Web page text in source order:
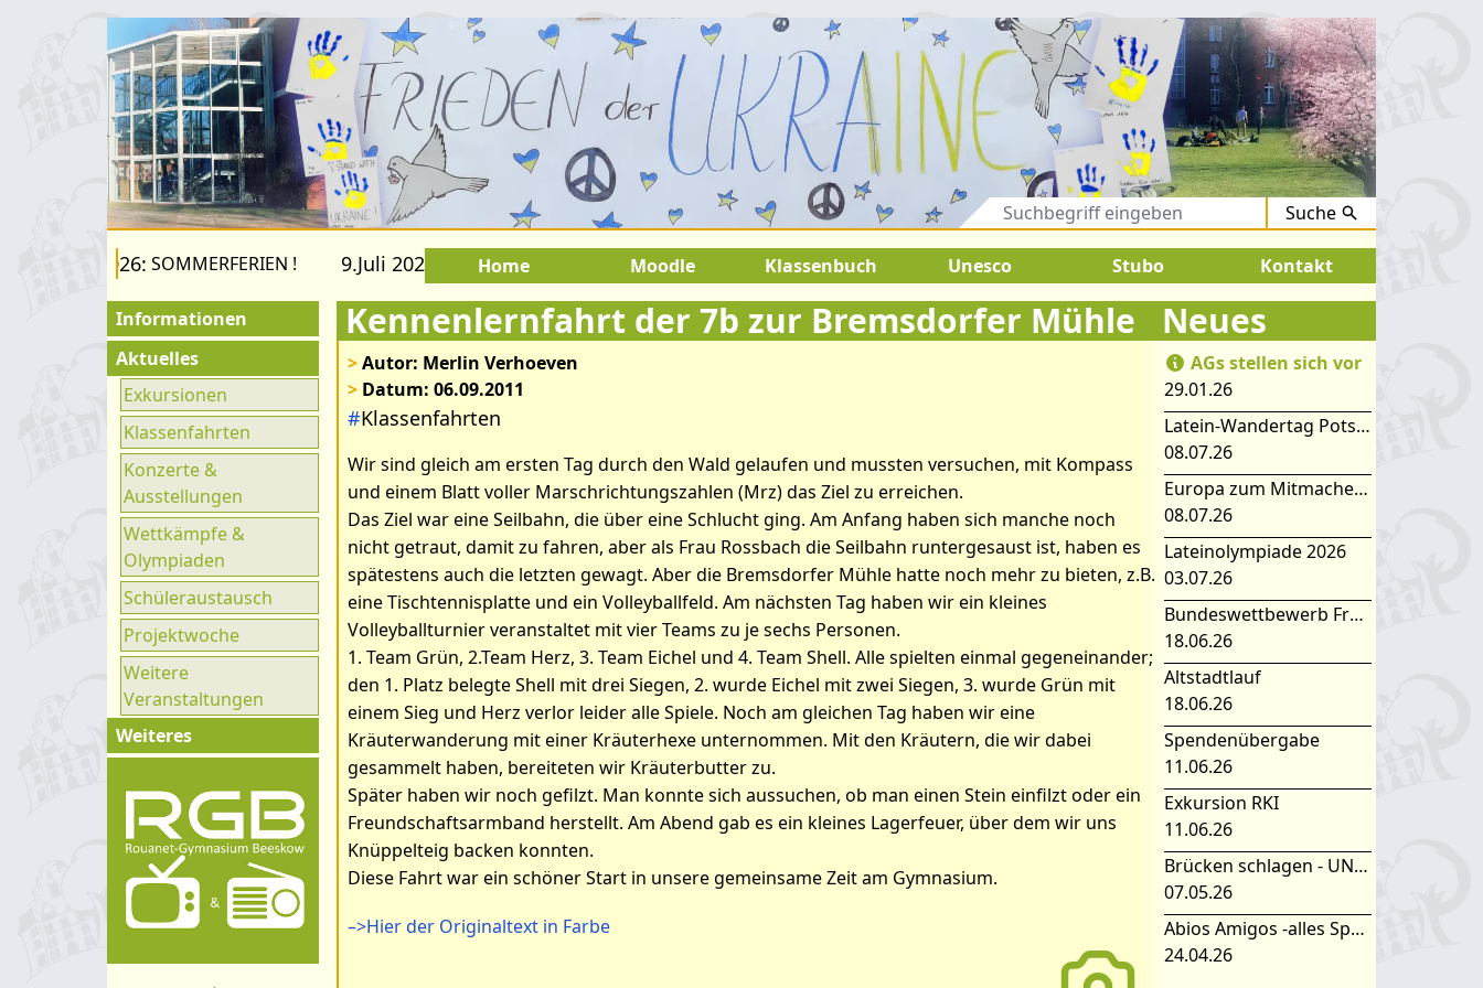
Suche
2026:SOMMERFERIEN ! 9.Juli 2026 bis 22.August 2026: SOMMERFERIEN ! 9.Juli 2026 bis 22.August 2026: SOMMERFERIEN !
Home Moodle Klassenbuch Unesco Stubo Kontakt
Informationen
Für Besucher
Schulfamilie
Förderverein
Fachräume
Ganztag
UNESCO
Klimaparlament
Aktuelles
Exkursionen
Klassenfahrten
Konzerte &
Ausstellungen
Wettkämpfe &
Olympiaden
Schüleraustausch
Projektwoche
Weitere
Veranstaltungen
Weiteres
Kontakt
Organigramm
Schulprogramm
Hygienekonzept
Kennenlernfahrt der 7b zur Bremsdorfer Mühle
>Autor: Merlin Verhoeven
>Datum: 06.09.2011
#Klassenfahrten
Wir sind gleich am ersten Tag durch den Wald gelaufen und mussten versuchen, mit Kompass
und einem Blatt voller Marschrichtungszahlen (Mrz) das Ziel zu erreichen.
Das Ziel war eine Seilbahn, die über eine Schlucht ging. Am Anfang haben sich manche noch
nicht getraut, damit zu fahren, aber als Frau Rossbach die Seilbahn runtergesaust ist, haben es
spätestens auch die letzten gewagt. Aber die Bremsdorfer Mühle hatte noch mehr zu bieten, z.B.
eine Tischtennisplatte und ein Volleyballfeld. Am nächsten Tag haben wir ein kleines
Volleyballturnier veranstaltet mit vier Teams zu je sechs Personen.
1. Team Grün, 2.Team Herz, 3. Team Eichel und 4. Team Shell. Alle spielten einmal gegeneinander;
den 1. Platz belegte Shell mit drei Siegen, 2. wurde Eichel mit zwei Siegen, 3. wurde Grün mit
einem Sieg und Herz verlor leider alle Spiele. Noch am gleichen Tag haben wir eine
Kräuterwanderung mit einer Kräuterhexe unternommen. Mit den Kräutern, die wir dabei
gesammelt haben, bereiteten wir Kräuterbutter zu.
Später haben wir noch gefilzt. Man konnte sich aussuchen, ob man einen Stein einfilzt oder ein
Freundschaftsarmband herstellt. Am Abend gab es ein kleines Lagerfeuer, über dem wir uns
Knüppelteig backen konnten.
Diese Fahrt war ein schöner Start in unsere gemeinsame Zeit am Gymnasium.
–>Hier der Originaltext in Farbe
Bilder zum Artikel: Kennenlernfahrt der 7b zur
Bremsdorfer Mühle
Neues
AGs stellen sich vor
29.01.26
Latein-Wandertag Potsdam
08.07.26
Europa zum Mitmachen – SIMEP 2026 in Stubice
08.07.26
Lateinolympiade 2026
03.07.26
Bundeswettbewerb Fremdsprachen
18.06.26
Altstadtlauf
18.06.26
Spendenübergabe
11.06.26
Exkursion RKI
11.06.26
Brücken schlagen - UNESCO Projekttag 2026
07.05.26
Abios Amigos -alles Spanisch oder was
24.04.26